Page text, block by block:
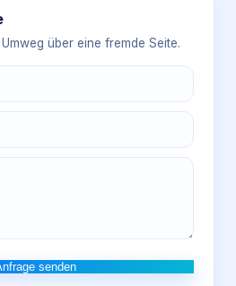
über eine fremde Seite.
senden